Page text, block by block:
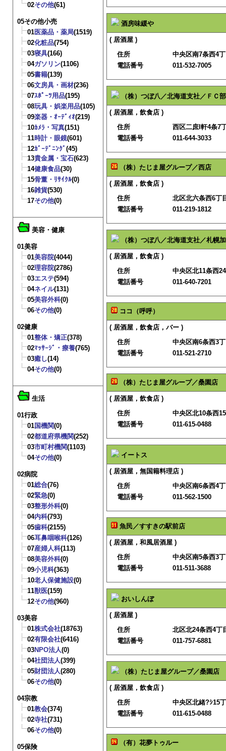
02その他(61)
05その他小売
01医薬品・薬局(1519)
02化粧品(754)
03寝具(166)
04ガソリン(1106)
05書籍(139)
06文房具・画材(236)
07ｽﾎﾟｰﾂ用品(195)
08玩具・娯楽用品(105)
09楽器・ｵｰﾃﾞｨｵ(219)
10ｶﾒﾗ・写真(151)
11時計・眼鏡(601)
12ｶﾞｰﾃﾞﾆﾝｸﾞ(45)
13貴金属・宝石(623)
14健康食品(30)
15骨董・ﾘｻｲｸﾙ(0)
16雑貨(530)
17その他(0)
美容・健康
01美容
01美容院(4044)
02理容院(2786)
03エステ(594)
04ネイル(131)
05美容外科(0)
06その他(0)
02健康
01整体・矯正(378)
02ﾏｯｻｰｼﾞ・療養(765)
03癒し(14)
04その他(0)
生活
01行政
01国機関(0)
02都道府県機関(252)
03市町村機関(1103)
04その他(0)
02病院
01総合(76)
02緊急(0)
03整形外科(0)
04内科(793)
05歯科(2155)
06耳鼻咽喉科(126)
07産婦人科(113)
08美容外科(0)
09小児科(363)
10老人保健施設(0)
11獣医(159)
12その他(960)
03美容
01株式会社(18763)
02有限会社(6416)
03NPO法人(0)
04社団法人(399)
05財団法人(280)
06その他(0)
04宗教
01教会(374)
02寺社(731)
06その他(0)
05保険
酒房味緩や
( 居酒屋 )
住所
中央区南7条西4
電話番号
011-532-7005
（株）つぼ八／北海道支社／ＦＣ部
( 居酒屋，飲食店 )
住所
西区二庶l軒4条7
電話番号
011-644-3033
（株）たじま屋グループ／西店
( 居酒屋，飲食店 )
住所
北区北六条西6丁
電話番号
011-219-1812
（株）つぼ八／北海道支社／札幌
( 居酒屋，飲食店 )
住所
中央区北11条西
電話番号
011-640-7201
ココ（呼呼）
( 居酒屋，飲食店，バー )
住所
中央区南6条西3
電話番号
011-521-2710
（株）たじま屋グループ／桑園店
( 居酒屋，飲食店 )
住所
中央区北10条西
電話番号
011-615-0488
イートス
( 居酒屋，無国籍料理店 )
住所
中央区南6条西4
電話番号
011-562-1500
魚民／すすきの駅前店
( 居酒屋，和風居酒屋 )
住所
中央区南5条西3
電話番号
011-511-3688
おいしんぼ
( 居酒屋 )
住所
北区北24条西4丁
電話番号
011-757-6881
（株）たじま屋グループ／桑園店
( 居酒屋，飲食店 )
住所
中央区北緒?ｼ15
電話番号
011-615-0488
（有）花夢トゥルー